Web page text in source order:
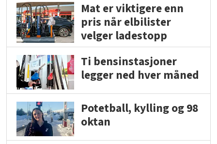
Mat er viktigere enn
pris når elbilister
velger ladestopp
Ti bensinstasjoner
legger ned hver måned
Potetball, kylling og 98
oktan